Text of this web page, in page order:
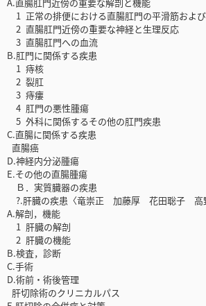
1 正常の排便における直腸肛門の平滑筋およ
2 直腸肛門近傍の重要な神経と生理反応
3 直腸肛門への血流
B.肛門に関係する疾患
1 痔核
2 裂肛
3 痔瘻
4 肛門の悪性腫瘍
5 外科に関係するその他の肛門疾患
C.直腸に関係する疾患
直腸癌
D.神経内分泌腫瘍
E.その他の直腸腫瘍
Ｂ．実質臓器の疾患
?.肝臓の疾患〈竜崇正 加藤厚 花田聡子 高
A.解剖，機能
1 肝臓の解剖
2 肝臓の機能
B.検査，診断
C.手術
D.術前・術後管理
肝切除術のクリニカルパス